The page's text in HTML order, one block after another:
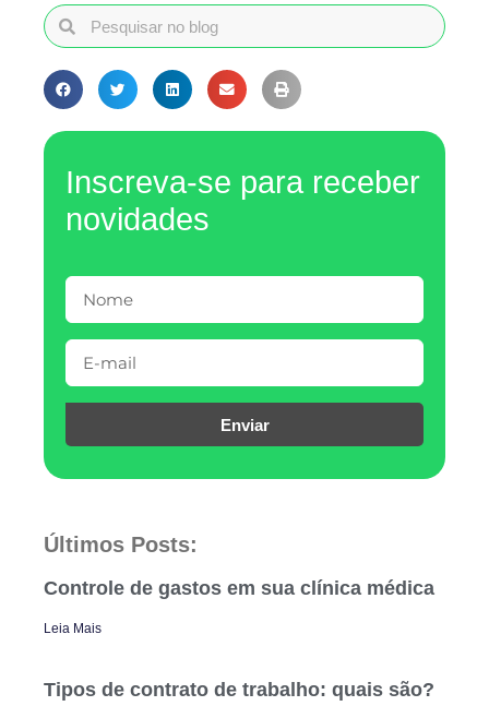
Inscreva-se para receber
novidades
Enviar
Últimos Posts:
Controle de gastos em sua clínica médica
Leia Mais
Tipos de contrato de trabalho: quais são?